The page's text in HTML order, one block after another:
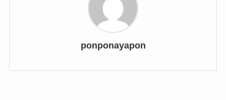
ponponayapon